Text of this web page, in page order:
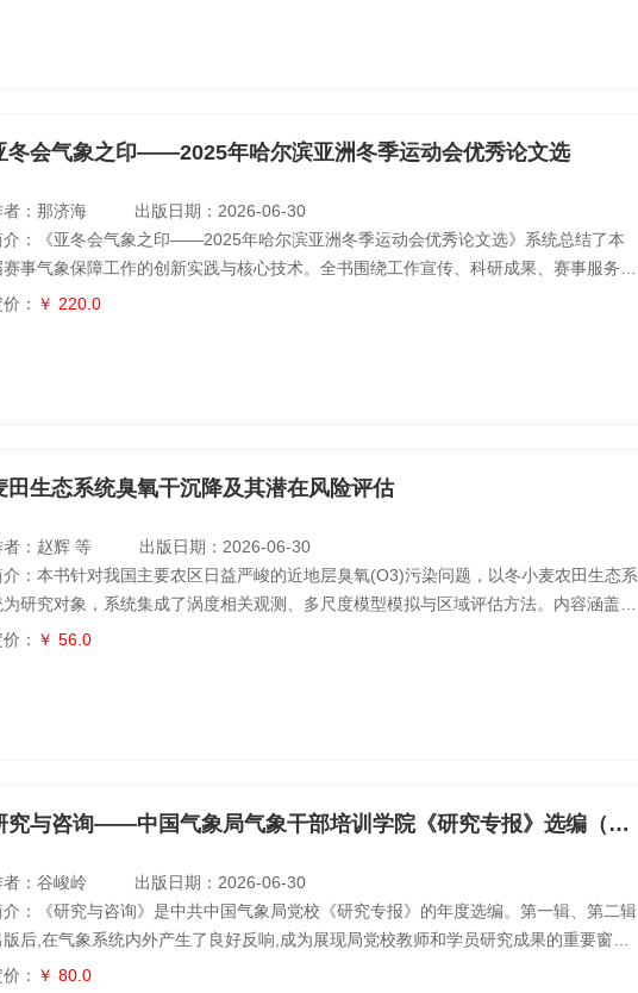
冬会气象之印——2025年哈尔滨亚洲冬季运动会优秀论文选
者：那济海
出版日期：2026-06-30
介：《亚冬会气象之印——2025年哈尔滨亚洲冬季运动会优秀论文选》系统总结了本
赛事气象保障工作的创新实践与核心技术。全书围绕工作宣传、科研成果、赛事服务、
用技术四大板块，深入探讨了高精度数值天气预报制作与多方会商机制、冰雪赛事气候
： ￥ 220.0
田生态系统臭氧干沉降及其潜在风险评估
者：赵辉 等
出版日期：2026-06-30
介：本书针对我国主要农区日益严峻的近地层臭氧(O3)污染问题，以冬小麦农田生态系
为研究对象，系统集成了涡度相关观测、多尺度模型模拟与区域评估方法。内容涵盖了
干沉降通量的原位观测与环境控制机制解析、气孔O3吸收与非气孔O3沉降通道的定量
： ￥ 56.0
研究与咨询——中国气象局气象干部培训学院《研究专报》选编（第三辑）
者：谷峻岭
出版日期：2026-06-30
介：《研究与咨询》是中共中国气象局党校《研究专报》的年度选编。第一辑、第二辑
版后,在气象系统内外产生了良好反响,成为展现局党校教师和学员研究成果的重要窗
。第三辑选编了 2024年1月—2025年12月在中共中国气象局党校《研究专报》上刊载
： ￥ 80.0